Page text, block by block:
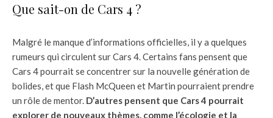
Que sait-on de Cars 4 ?
Malgré le manque d’informations officielles, il y a quelques
rumeurs qui circulent sur Cars 4. Certains fans pensent que
Cars 4 pourrait se concentrer sur la nouvelle génération de
bolides, et que Flash McQueen et Martin pourraient prendre
un rôle de mentor. D’autres pensent que Cars 4 pourrait
explorer de nouveaux thèmes, comme l’écologie et la